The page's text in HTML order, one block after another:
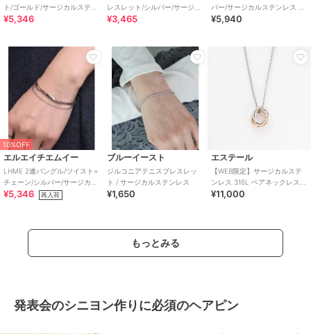
ト/ゴールド/サージカルステン
レス 金属アレルギー対応
¥5,346
レスレット/シルバー/サージカ
ルステンレス 金属アレルギー
¥3,465
バー/サージカルステンレス 金
属アレルギー対応
¥5,940
10%OFF
エルエイチエムイー
LHME 2連バングル/ツイスト×
チェーン/シルバー/サージカル
ステンレス 金属アレルギー対
¥5,346 再入荷
ブルーイースト
ジルコニアテニスブレスレッ
ト / サージカルステンレス
¥1,650
エステール
【WEB限定】サージカルステ
ンレス 316L ペアネックレス
（レディース）
¥11,000
もっとみる
発表会のシニヨン作りに必須のヘアピン